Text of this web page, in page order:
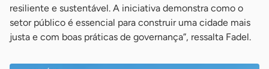
resiliente e sustentável. A iniciativa demonstra como o
setor público é essencial para construir uma cidade mais
justa e com boas práticas de governança”, ressalta Fadel.